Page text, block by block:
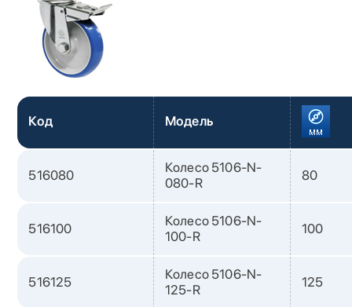
Код Модель
516080
Колесо 5106-N-
080-R
80
516100
Колесо 5106-N-
100-R
100
516125
Колесо 5106-N-
125-R
125